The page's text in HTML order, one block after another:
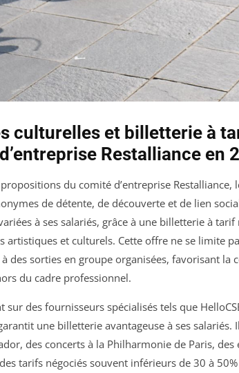
culturelles et billetterie à
Restalliance en
du comité d’entreprise Restalliance,
de détente, de découverte et de lien
à ses salariés, grâce à une billetterie à
artistiques et culturels. Cette offre ne se limite
à des sorties en groupe organisées, favorisant la
du cadre professionnel.
sur des fournisseurs spécialisés tels que
une billetterie avantageuse à ses salariés.
des concerts à la Philharmonie de Paris,
tarifs négociés souvent inférieurs de 30 à